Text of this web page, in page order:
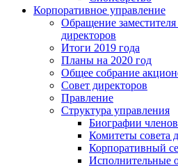
Корпоративное управление
Обращение
директоров
Итоги 2019 года
Планы на 2020 год
Общее собрание
Совет директоров
Правление
Структура управления
Биографии
Комитеты совета
Корпоративный
Исполнительные